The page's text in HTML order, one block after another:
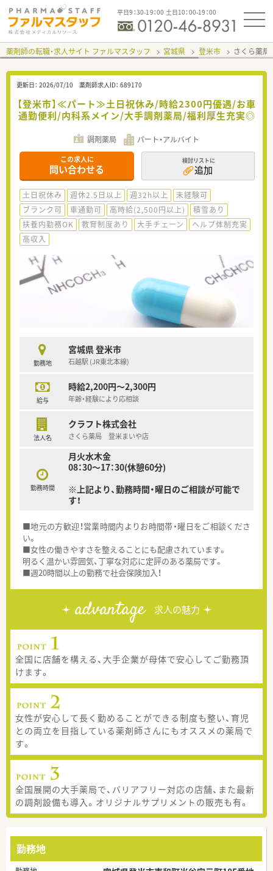
平日9：30-19：00 土日10：00-19：00
薬剤師の転職・求人サイト ファルマスタッフ 宮城県 登米市 さくら薬
更新日： 2026/07/10 薬剤師求人ID： 689170
【登米市】≪パート≫土日祝休み/時給2300円優遇/お車
通勤便利/内科系メイン/大手調剤薬局/福利厚生充実◎
調剤薬局 パート・アルバイト
この求人に
問い合わせる
検討リストに
追加
土日祝休み 週休2.5日以上 週32h以上
未経験可
ブランク可
車通勤可 高時給(2,500円以上)
積雪あり
扶養内勤務OK
教育制度あり 大手チェーン
ヘルプ体制充実
高収入
勤務地
宮城県 登米市
石越駅 (JR東北本線)
給与
時給2,200円～2,300円
年齢・経験により応相談
法人名
クラフト株式会社
さくら薬局 登米まいや店
勤務時間
月火水木金
08：30～17：30(休憩60分)
※上記より、勤務時間・曜日のご相談が可能で
す！
■地元の方歓迎！営業時間内よりお時間帯・曜日をご相談くださ
い。
■女性の働きやすさを整えることにも配慮されています。
明るく温かい雰囲気、丁寧な対応に定評のある薬局です。
■週20時間以上の勤務で社会保険加入！
advantage 求人の魅力
全国に店舗を構える、大手企業が母体で安心してご勤務頂
けます。
女性が安心して長く勤めることができる制度も整い、育児
との両立を目指している薬剤師さんにもオススメの薬局で
す。
全国展開の大手薬局で、バリアフリー対応の店舗、また最新
の調剤設備も導入。オリジナルサプリメントの販売も有。
勤務地